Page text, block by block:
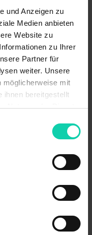
und Anzeigen zu
Medien anbieten
Website zu
zu Ihrer
Partner für
weiter. Unsere
möglicherweise mit
ihnen bereitgestellt
Nutzung der Dienste
Köln.